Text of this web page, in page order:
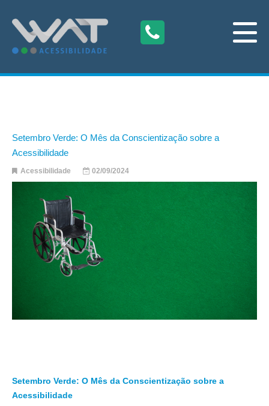
Setembro Verde: O Mês da Conscientização sobre a
Acessibilidade
Acessibilidade 02/09/2024
Setembro Verde: O Mês da Conscientização sobre a
Acessibilidade